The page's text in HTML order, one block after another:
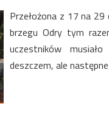
Przełożona z 17 na
brzegu Odry tym
uczestników
deszczem, ale